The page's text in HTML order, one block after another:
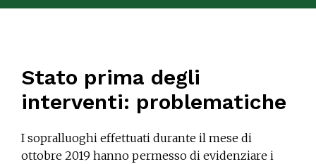
Stato prima degli
interventi: problematiche
I sopralluoghi effettuati durante il mese di
ottobre 2019 hanno permesso di evidenziare i